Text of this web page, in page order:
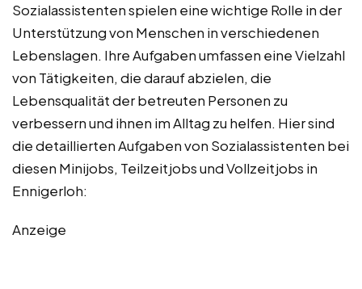
Sozialassistenten spielen eine wichtige Rolle in der
Unterstützung von Menschen in verschiedenen
Lebenslagen. Ihre Aufgaben umfassen eine Vielzahl
von Tätigkeiten, die darauf abzielen, die
Lebensqualität der betreuten Personen zu
verbessern und ihnen im Alltag zu helfen. Hier sind
die detaillierten Aufgaben von Sozialassistenten bei
diesen Minijobs, Teilzeitjobs und Vollzeitjobs in
Ennigerloh:
Anzeige